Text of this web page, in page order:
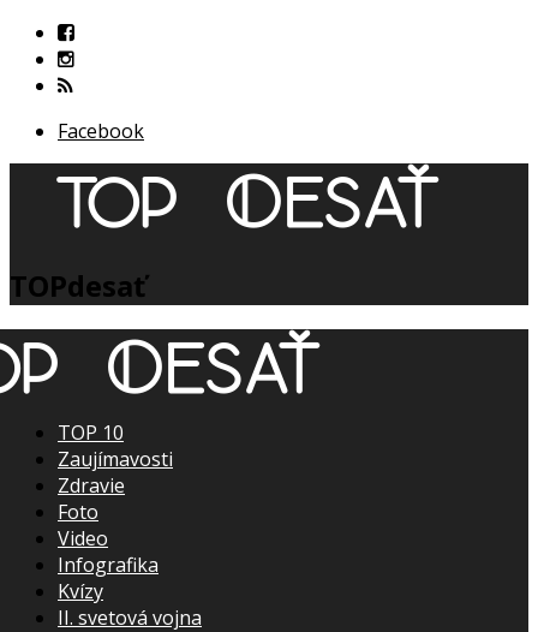
Facebook
TOPdesať
TOP 10
Zaujímavosti
Zdravie
Foto
Video
Infografika
Kvízy
II. svetová vojna